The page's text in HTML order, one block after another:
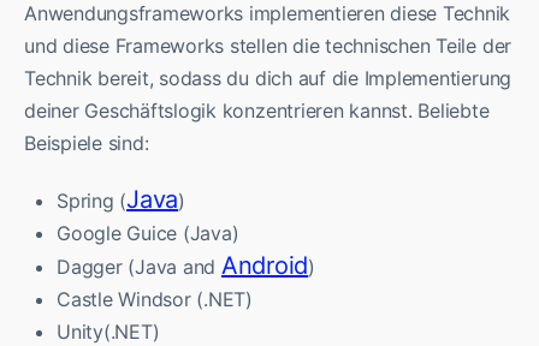
Anwendungsframeworks implementieren diese Technik
und diese Frameworks stellen die technischen Teile der
Technik bereit, sodass du dich auf die Implementierung
deiner Geschäftslogik konzentrieren kannst. Beliebte
Beispiele sind:
Spring (Java)
Google Guice (Java)
Dagger (Java and Android)
Castle Windsor (.NET)
Unity(.NET)